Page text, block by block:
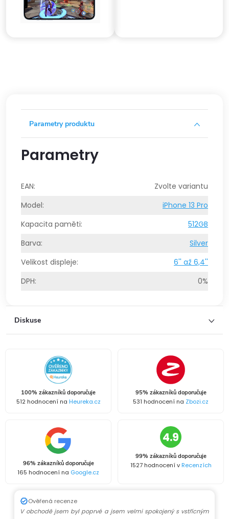
Parametry produktu
Parametry
EAN:
Zvolte variantu
Model:
iPhone 13 Pro
Kapacita paměti:
512GB
Barva:
Silver
Velikost displeje:
6'' až 6,4''
DPH: 0%
Diskuse
100% zákazníků doporučuje
512 hodnocení na Heureka.cz
95% zákazníků doporučuje
531 hodnocení na Zbozi.cz
96% zákazníků doporučuje
165 hodnocení na Google.cz
4.9
99% zákazníků doporučuje
1527 hodnocení vRecenzích
Ověřená recenze
V obchodě jsem byl poprvé a jsem velmi spokojený s vstřícným